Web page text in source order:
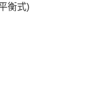
衡式)